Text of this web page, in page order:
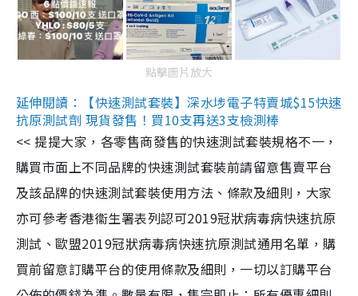
點擊圖片放大
延伸閱讀：【快速測試套裝】深水埗電子特賣城$15快速
抗原測試劑 現貨發售！買10支再送3支檢測棒
<< 提提大家，各零售商發售的快速測試套裝規格不一，
購買市面上不同品牌的快速測試套裝前請留意售賣平台
及該品牌的快速測試套裝使用方法、條款及細則，大家
亦可參考香港衞生署表列認可2019冠狀病毒病快速抗原
測試、歐盟2019冠狀病毒病快速抗原測試通用名單，購
買前留意訂購平台的使用條款及細則，一切以訂購平台